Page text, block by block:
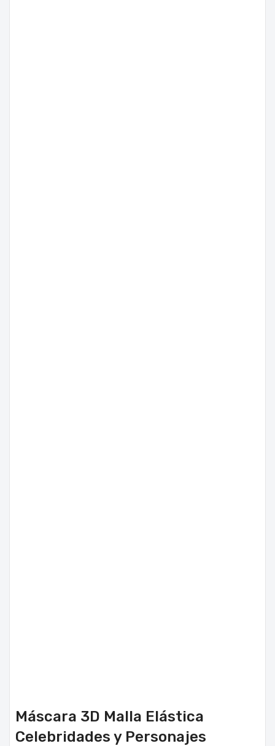
Máscara 3D Malla Elástica
Celebridades y Personajes